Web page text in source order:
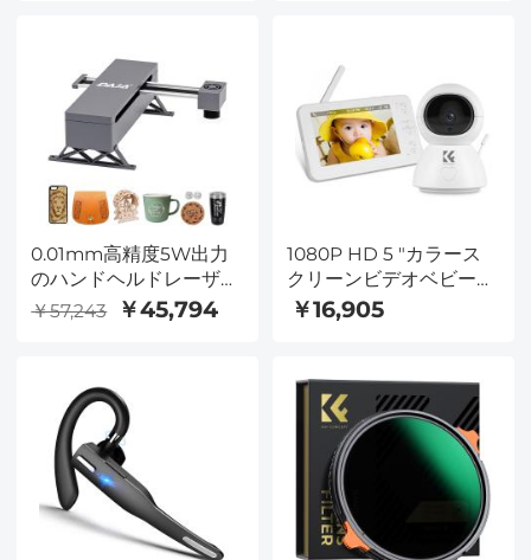
0.01mm高精度5W出力
のハンドヘルドレーザー
彫刻機と切断機
￥57,243 ￥45,794
1080P HD 5 "カラース
クリーンビデオベビーモ
ニター（カメラとオーデ
ィオ付き）双方向オーデ
監視
￥16,905